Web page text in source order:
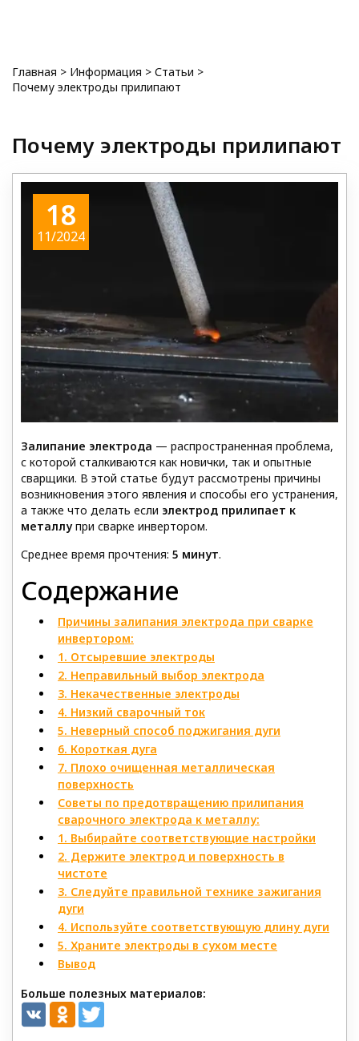
Главная > Информация > Статьи >
Почему электроды прилипают
Почему электроды прилипают
18
11/2024
Залипание электрода — распространенная проблема,
с которой сталкиваются как новички, так и опытные
сварщики. В этой статье будут рассмотрены причины
возникновения этого явления и способы его устранения,
а также что делать если электрод прилипает к
металлупри сварке инвертором.
Среднее время прочтения: 5 минут.
Содержание
Причины залипания электрода при сварке
инвертором:
1. Отсыревшие электроды
2. Неправильный выбор электрода
3. Некачественные электроды
4. Низкий сварочный ток
5. Неверный способ поджигания дуги
6. Короткая дуга
7. Плохо очищенная металлическая
поверхность
Советы по предотвращению прилипания
сварочного электрода к металлу:
1. Выбирайте соответствующие настройки
2. Держите электрод и поверхность в
чистоте
3. Следуйте правильной технике зажигания
дуги
4. Используйте соответствующую длину дуги
5. Храните электроды в сухом месте
Вывод
Больше полезных материалов: